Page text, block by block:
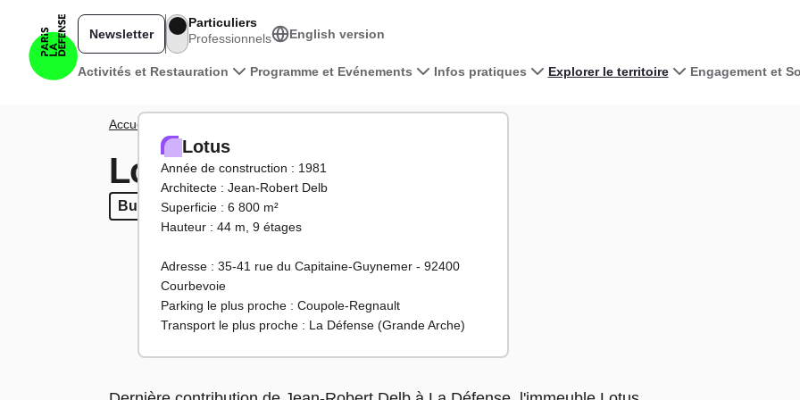
Navigation principale
Activités et Restauration Programme et Evénements Infos pratiques Explorer le territoire Engagement et
Newsletter
Particuliers
Professionnels
English version
Fil d'Ariane
Accueil
Lotus
BureauxBureaux
Lotus
Année de construction : 1981
Architecte : Jean-Robert Delb
Superficie : 6 800 m²
Hauteur : 44 m, 9 étages
Adresse : 35-41 rue du Capitaine-Guynemer - 92400
Courbevoie
Parking le plus proche : Coupole-Regnault
Transport le plus proche : La Défense (Grande Arche)